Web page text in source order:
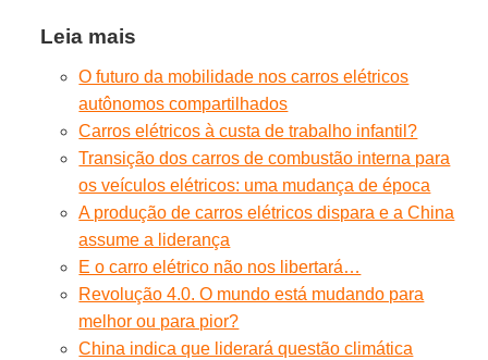
Leia mais
O futuro da mobilidade nos carros elétricos
autônomos compartilhados
Carros elétricos à custa de trabalho infantil?
Transição dos carros de combustão interna para
os veículos elétricos: uma mudança de época
A produção de carros elétricos dispara e a China
assume a liderança
E o carro elétrico não nos libertará…
Revolução 4.0. O mundo está mudando para
melhor ou para pior?
China indica que liderará questão climática